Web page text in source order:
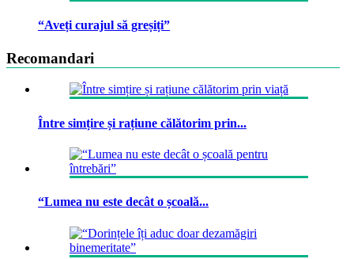
“Aveți curajul să greșiți”
Recomandari
Între simțire și rațiune călătorim prin...
“Lumea nu este decât o școală...